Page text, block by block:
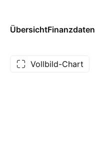
ÜbersichtFinanzdaten
Vollbild-Chart